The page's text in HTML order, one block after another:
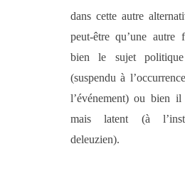
dans cette autre
peut-être qu’une autre
bien le sujet
(suspendu à
l’événement) ou bien il
mais latent (à
deleuzien).